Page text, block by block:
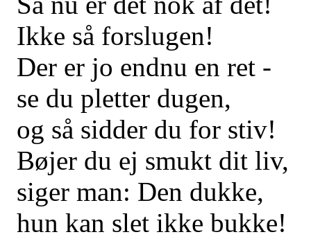
Ikke så forslugen!
Der er jo endnu en ret -
se du pletter dugen,
og så sidder du for stiv!
Bøjer du ej smukt dit liv,
siger man: Den dukke,
hun kan slet ikke bukke!